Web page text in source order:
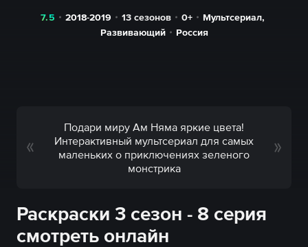
7.5 2018-2019 13 сезонов 0+ Мультсериал,
Развивающий
Россия
Подари миру Ам Няма яркие цвета!
Интерактивный мультсериал для самых
маленьких о приключениях зеленого
монстрика
Раскраски 3 сезон - 8 серия
смотреть онлайн